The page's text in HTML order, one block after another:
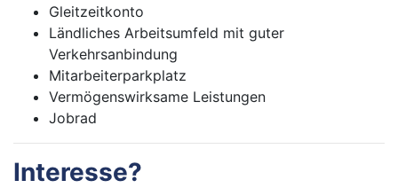
Gleitzeitkonto
Ländliches Arbeitsumfeld mit guter
Verkehrsanbindung
Mitarbeiterparkplatz
Vermögenswirksame Leistungen
Jobrad
Interesse?